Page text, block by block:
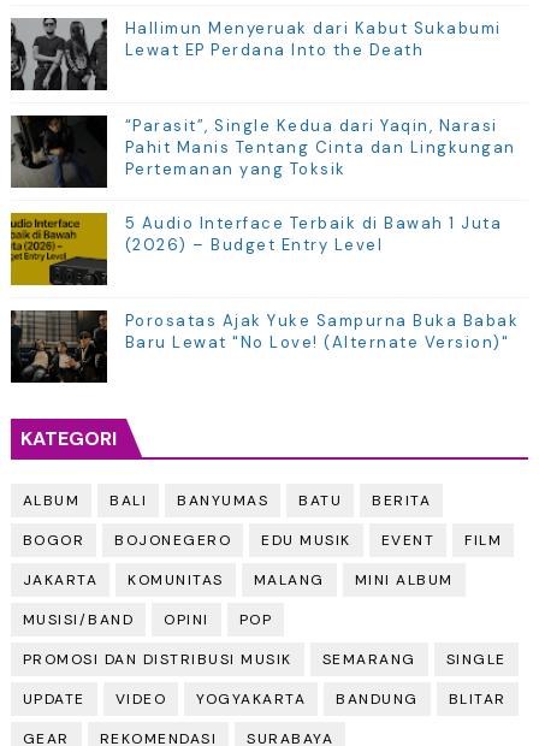
Hallimun Menyeruak dari Kabut Sukabumi
Lewat EP Perdana Into the Death
“Parasit”, Single Kedua dari Yaqin, Narasi
Pahit Manis Tentang Cinta dan Lingkungan
Pertemanan yang Toksik
5 Audio Interface Terbaik di Bawah 1 Juta
(2026) – Budget Entry Level
Porosatas Ajak Yuke Sampurna Buka Babak
Baru Lewat "No Love! (Alternate Version)"
KATEGORI
ALBUM BALI BANYUMAS BATU BERITA
BOGOR BOJONEGERO EDU MUSIK EVENT FILM
JAKARTA KOMUNITAS MALANG MINI ALBUM
MUSISI/BAND OPINI POP
PROMOSI DAN DISTRIBUSI MUSIK SEMARANG SINGLE
UPDATE VIDEO YOGYAKARTA BANDUNG BLITAR
GEAR REKOMENDASI SURABAYA